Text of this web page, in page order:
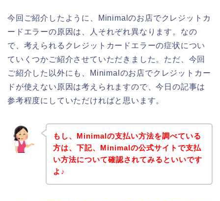
今回ご紹介したように、Minimalのお店でクレジットカ
ードエラーの原因は、人それぞれ異なります。なの
で、考えられるクレジットカードエラーの症状につい
ていくつかご紹介させていただきました。ただ、今回
ご紹介した以外にも、Minimalのお店でクレジットカー
ドが使えない原因は考えられますので、今日の記事は
参考程度にしていただければと思います。
もし、Minimalの支払い方法を調べている
方は、下記、Minimalの公式サイトで支払
い方法について確認されてみるといいです
よ♪